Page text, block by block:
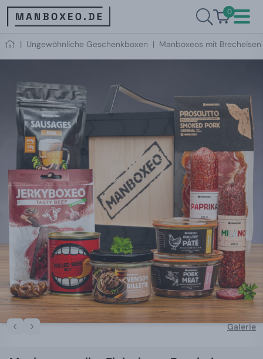
0
| Ungewöhnliche Geschenkboxen | Manboxeos mit Brecheisen
Galerie